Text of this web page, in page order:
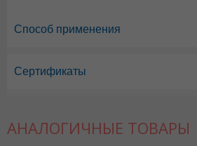
Способ применения
Сертификаты
АНАЛОГИЧНЫЕ ТОВАРЫ